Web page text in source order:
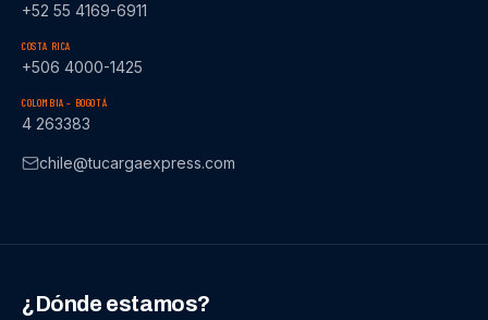
+52 55 4169-6911
COSTA RICA
+506 4000-1425
COLOMBIA – BOGOTÁ
4 263383
chile@tucargaexpress.com
¿Dónde estamos?